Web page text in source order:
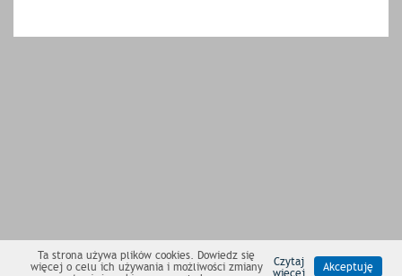
Ta strona używa plików cookies. Dowiedz się
więcej o celu ich używania i możliwości zmiany Czytaj
więcej Akceptuję